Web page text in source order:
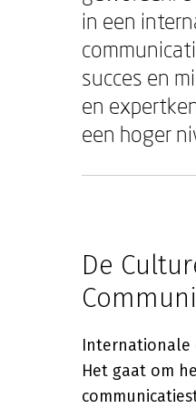
in een
succes en
en
een hoger
De
Internationale
Het gaat om